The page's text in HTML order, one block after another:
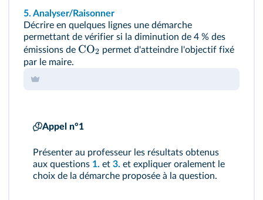
5. Analyser/Raisonner
Décrire en quelques lignes une démarche
permettant de vérifier si la diminution de 4 % des
émissions de CO2 permet d'atteindre l'objectif fixé
par le maire.
Appel n°1
Présenter au professeur les résultats obtenus
aux questions 1. et 3. et expliquer oralement le
choix de la démarche proposée à la question.